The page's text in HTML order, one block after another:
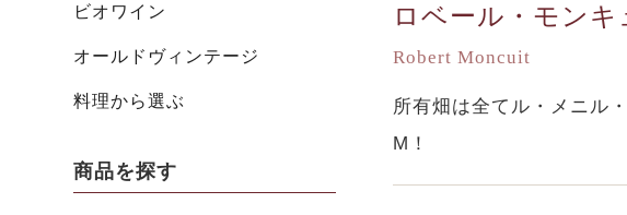
ビオワイン
オールドヴィンテージ
料理から選ぶ
商品を探す
ロベール・モンキ
Robert Moncuit
所有畑は全てル・メニル
M！